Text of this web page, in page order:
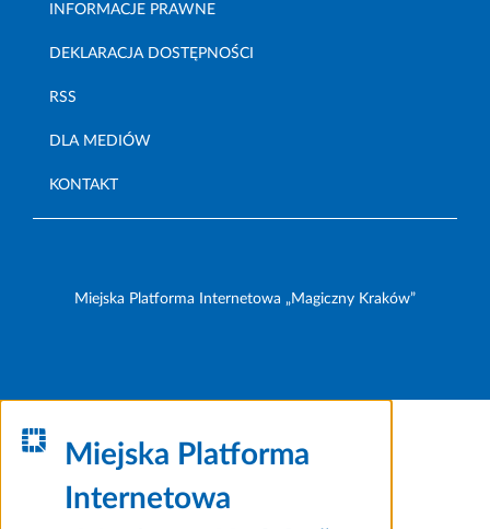
INFORMACJE PRAWNE
DEKLARACJA DOSTĘPNOŚCI
RSS
DLA MEDIÓW
KONTAKT
Miejska Platforma Internetowa „Magiczny Kraków”
Miejska Platforma
Internetowa